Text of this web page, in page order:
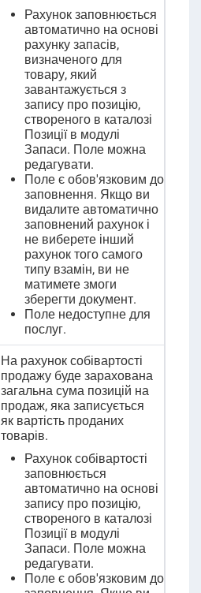
Рахунок заповнюється
автоматично на основі
рахунку запасів,
визначеного для
товару, який
завантажується з
запису про позицію,
створеного в каталозі
Позиції в модулі
Запаси. Поле можна
редагувати.
Поле є обов'язковим до
заповнення. Якщо ви
видалите автоматично
заповнений рахунок і
не виберете інший
рахунок того самого
типу взамін, ви не
матимете змоги
зберегти документ.
Поле недоступне для
послуг.
На рахунок собівартості
продажу буде зарахована
загальна сума позицій на
продаж, яказаписується
як вартість проданих
товарів.
Рахунок собівартості
заповнюється
автоматично на основі
запису про позицію,
створеного в каталозі
Позиції в модулі
Запаси. Поле можна
редагувати.
Поле є обов'язковим до